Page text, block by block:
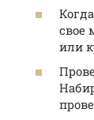
свое
или